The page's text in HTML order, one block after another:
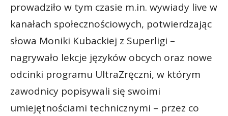
prowadziło w tym czasie m.in. wywiady live w
kanałach społecznościowych, potwierdzając
słowa Moniki Kubackiej z Superligi –
nagrywało lekcje języków obcych oraz nowe
odcinki programu UltraZręczni, w którym
zawodnicy popisywali się swoimi
umiejętnościami technicznymi – przez co